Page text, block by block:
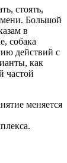
стоять,
Большой
в
собака
действий с
как
частой
меняется